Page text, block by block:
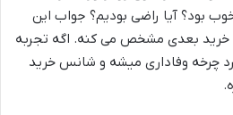
بود؟ آیا راضی بودیم؟ جواب این
خرید بعدی مشخص می کنه. اگه تجربه
چرخه وفاداری میشه و شانس خرید